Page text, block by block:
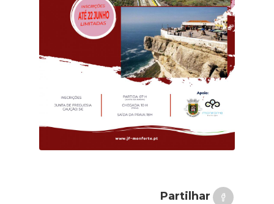
Partilhar